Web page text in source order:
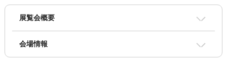
展覧会概要
会場情報